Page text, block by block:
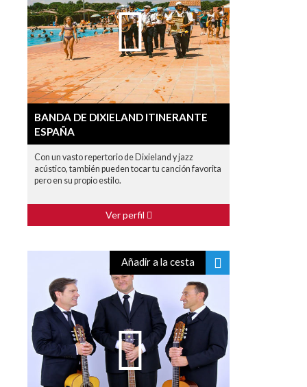
BANDA DE DIXIELAND ITINERANTE
ESPAÑA
Con un vasto repertorio de Dixieland y jazz
acústico, también pueden tocar tu canción favorita
pero en su propio estilo.
Ver perfil
Añadir a la cesta